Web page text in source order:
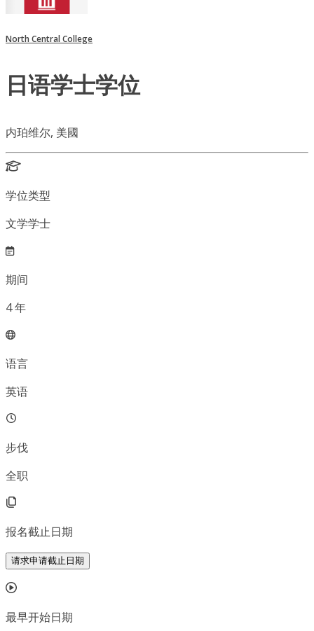
North Central College
日语学士学位
内珀维尔, 美國
学位类型
文学学士
期间
4年
语言
英语
步伐
全职
报名截止日期
请求申请截止日期
最早开始日期